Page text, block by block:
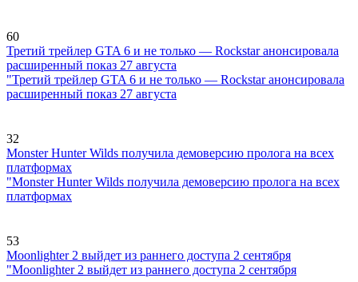
60
Третий трейлер GTA 6 и не только — Rockstar анонсировала
расширенный показ 27 августа
"Третий трейлер GTA 6 и не только — Rockstar анонсировала
расширенный показ 27 августа
32
Monster Hunter Wilds получила демоверсию пролога на всех
платформах
"Monster Hunter Wilds получила демоверсию пролога на всех
платформах
53
Moonlighter 2 выйдет из раннего доступа 2 сентября
"Moonlighter 2 выйдет из раннего доступа 2 сентября